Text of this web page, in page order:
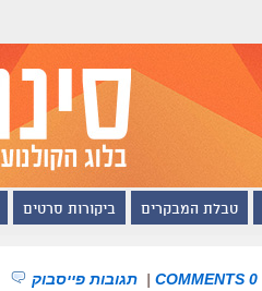
טבלת המבקרים ביקורות סרטים
0 COMMENTS
| תגובות פייסבוק